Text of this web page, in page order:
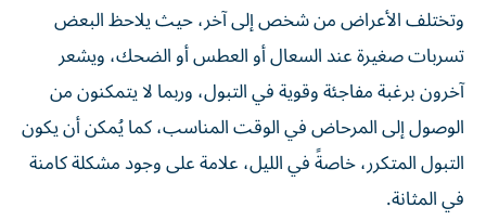
وتختلف الأعراض من شخص إلى آخر، حيث يلاحظ البعض
تسربات صغيرة عند السعال أو العطس أو الضحك، ويشعر
آخرون برغبة مفاجئة وقوية في التبول، وربما لا يتمكنون من
الوصول إلى المرحاض في الوقت المناسب، كما يُمكن أن يكون
التبول المتكرر، خاصةً في الليل، علامة على وجود مشكلة كامنة
في المثانة.